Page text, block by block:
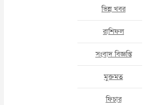
ভিন্ন খবর
রাশিফল
সংবাদ বিজ্ঞপ্তি
মুক্তমত
ফিচার